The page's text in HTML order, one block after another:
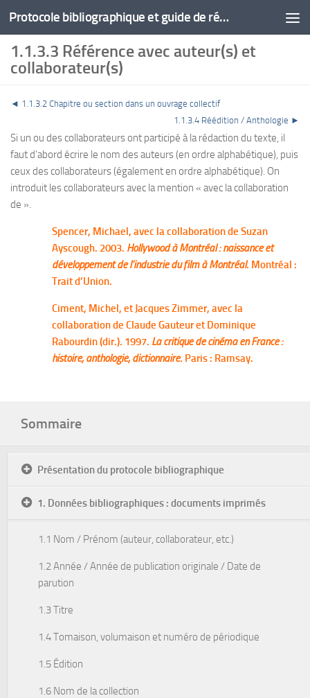
Protocole bibliographique et guide de rédaction
1.1.3.3 Référence avec auteur(s) et
collaborateur(s)
◄ 1.1.3.2 Chapitre ou section dans un ouvrage collectif
1.1.3.4 Réédition / Anthologie ►
Si un ou des collaborateurs ont participé à la rédaction du texte, il
faut d’abord écrire le nom des auteurs (en ordre alphabétique), puis
ceux des collaborateurs (également en ordre alphabétique). On
introduit les collaborateurs avec la mention « avec la collaboration
de ».
Spencer, Michael, avec la collaboration de Suzan
Ayscough. 2003. Hollywood à Montréal : naissance et
développement de l’industrie du film à Montréal. Montréal :
Trait d’Union.
Ciment, Michel, et Jacques Zimmer, avec la
collaboration de Claude Gauteur et Dominique
Rabourdin (dir.). 1997. La critique de cinéma en France :
histoire, anthologie, dictionnaire. Paris : Ramsay.
Sommaire
Présentation du protocole bibliographique
1. Données bibliographiques : documents imprimés
1.1 Nom / Prénom (auteur, collaborateur, etc.)
1.2 Année / Année de publication originale / Date de
parution
1.3 Titre
1.4 Tomaison, volumaison et numéro de périodique
1.5 Édition
1.6 Nom de la collection